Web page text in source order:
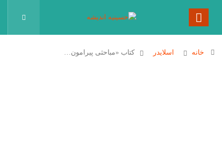
خانه اسلایدر کتاب «مباحثی پیرامون…